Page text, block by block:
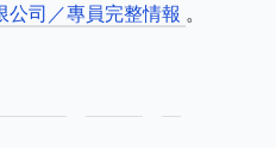
公司／專員完整情報 。